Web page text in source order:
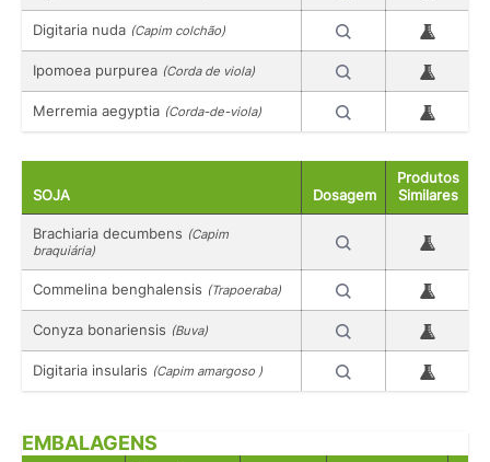
Digitaria nuda (Capim colchão)
Ipomoea purpurea (Corda de viola)
Merremia aegyptia (Corda-de-viola)
SOJA Dosagem
Produtos
Similares
Brachiaria decumbens (Capim
braquiária)
Commelina benghalensis (Trapoeraba)
Conyza bonariensis (Buva)
Digitaria insularis (Capim amargoso )
EMBALAGENS